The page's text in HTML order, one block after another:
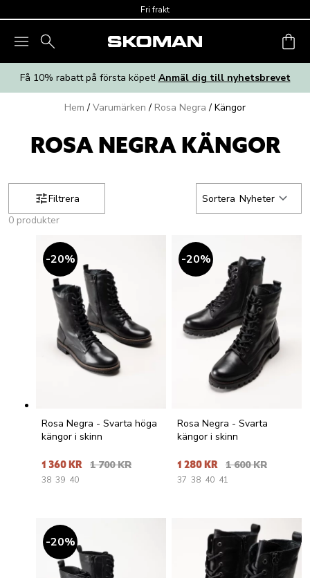
Fri frakt
Få 10% rabatt på första köpet! Anmäl dig till nyhetsbrevet
Hem / Varumärken / Rosa Negra / Kängor
ROSA NEGRA KÄNGOR
Filtrera Sortera Nyheter
0 produkter
20%
Rosa Negra - Svarta höga
kängor i skinn
1 360 KR 1 700 KR
38 39 40
20%
Rosa Negra - Svarta
kängor i skinn
1 280 KR 1 600 KR
37 38 40 41
20%